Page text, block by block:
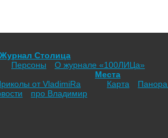
Журнал Столица
Персоны
О журнале «100ЛИЦа»
от VladimiRа
Места
Карта
про Владимир